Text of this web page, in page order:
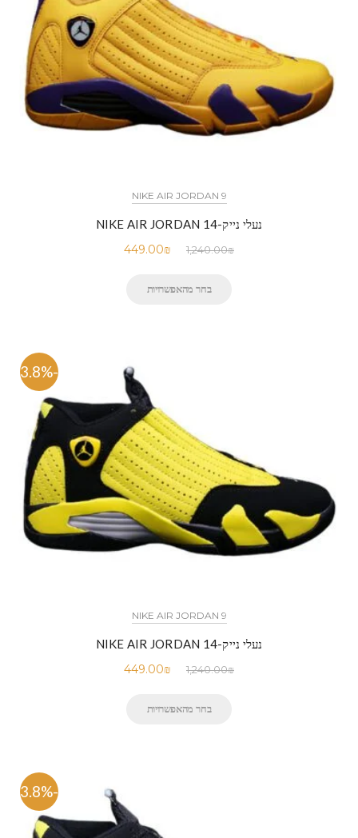
NIKE AIR JORDAN 9
נעלי נייק-NIKE AIR JORDAN 14
1,240.00₪
449.00₪
בחר מהאפשרויות
-63.8%
NIKE AIR JORDAN 9
נעלי נייק-NIKE AIR JORDAN 14
1,240.00₪
449.00₪
בחר מהאפשרויות
-63.8%